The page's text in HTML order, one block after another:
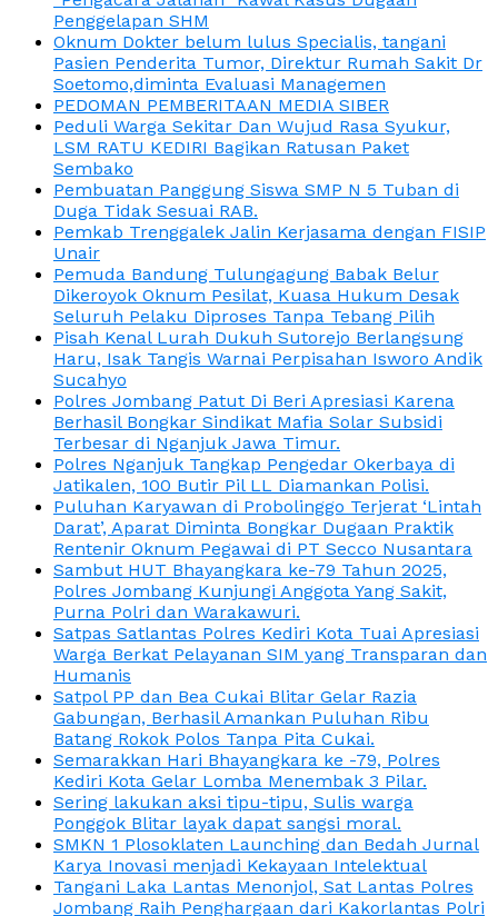
Penggelapan SHM
Oknum Dokter belum lulus Specialis, tangani
Pasien Penderita Tumor, Direktur Rumah Sakit Dr
Soetomo,diminta Evaluasi Managemen
PEDOMAN PEMBERITAAN MEDIA SIBER
Peduli Warga Sekitar Dan Wujud Rasa Syukur,
LSM RATU KEDIRI Bagikan Ratusan Paket
Sembako
Pembuatan Panggung Siswa SMP N 5 Tuban di
Duga Tidak Sesuai RAB.
Pemkab Trenggalek Jalin Kerjasama dengan FISIP
Unair
Pemuda Bandung Tulungagung Babak Belur
Dikeroyok Oknum Pesilat, Kuasa Hukum Desak
Seluruh Pelaku Diproses Tanpa Tebang Pilih
Pisah Kenal Lurah Dukuh Sutorejo Berlangsung
Haru, Isak Tangis Warnai Perpisahan Isworo Andik
Sucahyo
Polres Jombang Patut Di Beri Apresiasi Karena
Berhasil Bongkar Sindikat Mafia Solar Subsidi
Terbesar di Nganjuk Jawa Timur.
Polres Nganjuk Tangkap Pengedar Okerbaya di
Jatikalen, 100 Butir Pil LL Diamankan Polisi.
Puluhan Karyawan di Probolinggo Terjerat ‘Lintah
Darat’, Aparat Diminta Bongkar Dugaan Praktik
Rentenir Oknum Pegawai di PT Secco Nusantara
Sambut HUT Bhayangkara ke-79 Tahun 2025,
Polres Jombang Kunjungi Anggota Yang Sakit,
Purna Polri dan Warakawuri.
Satpas Satlantas Polres Kediri Kota Tuai Apresiasi
Warga Berkat Pelayanan SIM yang Transparan dan
Humanis
Satpol PP dan Bea Cukai Blitar Gelar Razia
Gabungan, Berhasil Amankan Puluhan Ribu
Batang Rokok Polos Tanpa Pita Cukai.
Semarakkan Hari Bhayangkara ke -79, Polres
Kediri Kota Gelar Lomba Menembak 3 Pilar.
Sering lakukan aksi tipu-tipu, Sulis warga
Ponggok Blitar layak dapat sangsi moral.
SMKN 1 Plosoklaten Launching dan Bedah Jurnal
Karya Inovasi menjadi Kekayaan Intelektual
Tangani Laka Lantas Menonjol, Sat Lantas Polres
Jombang Raih Penghargaan dari Kakorlantas Polri